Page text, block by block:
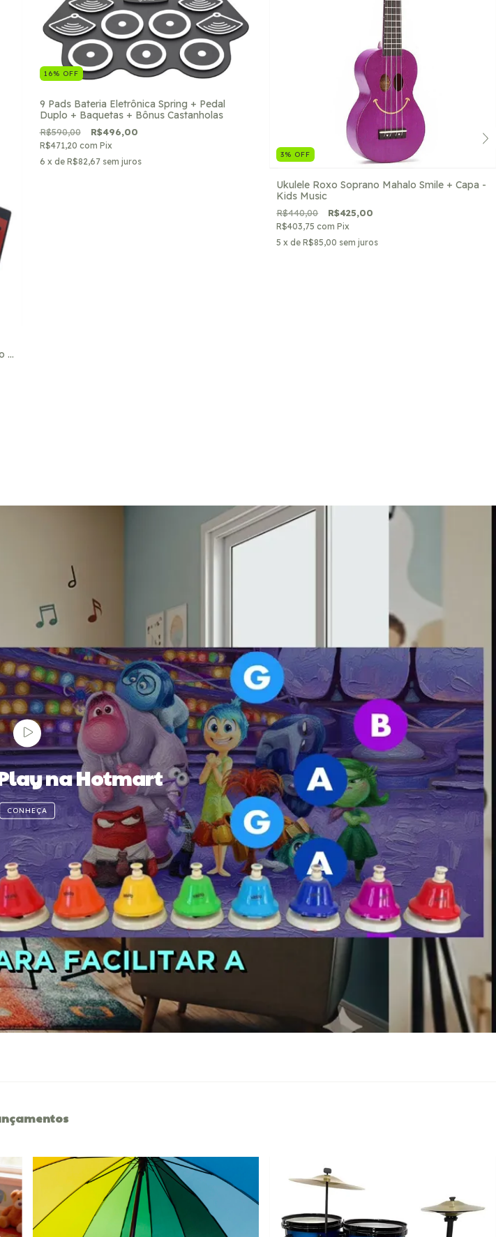
+
16% OFF
9 Pads Bateria Eletrônica Spring + Pedal
Duplo + Baquetas + Bônus Castanholas
R$590,00 R$496,00
R$471,20 com Pix
6 x de R$82,67 sem juros
3% OFF
Ukulele Roxo Soprano Mahalo Smile + Capa -
Kids Music
R$440,00 R$425,00
R$403,75com Pix
5 x deR$85,00 sem juros
na Hotmart
CONHEÇA